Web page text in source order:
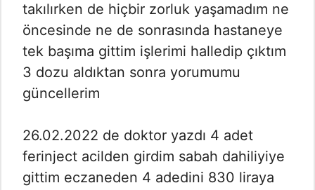
takılırken de hiçbir zorluk yaşamadım ne
öncesinde ne de sonrasında hastaneye
tek başıma gittim işlerimi halledip çıktım
3 dozu aldıktan sonra yorumumu
güncellerim
26.02.2022 de doktor yazdı 4 adet
ferinject acilden girdim sabah dahiliyiye
gittim eczaneden 4 adedini 830 liraya